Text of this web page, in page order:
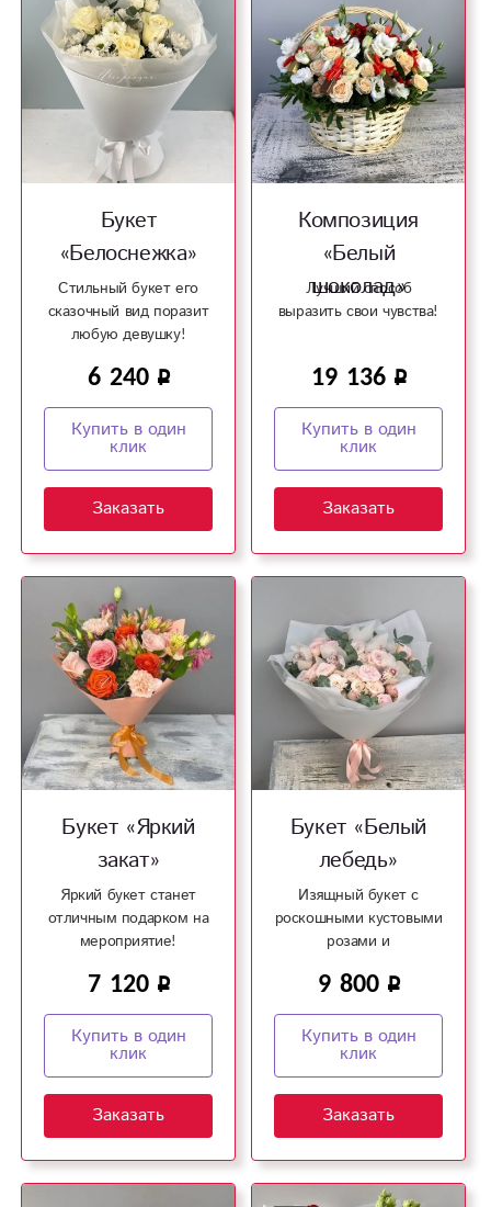
Букет
«Белоснежка»
Стильный букет его
сказочный вид поразит
любую девушку!
6 240
Купить в один
клик
Заказать
Композиция
«Белый
шоколад»
Лучший способ
выразить свои чувства!
19 136
Купить в один
клик
Заказать
Букет «Яркий
закат»
Яркий букет станет
отличным подарком на
мероприятие!
7 120
Купить в один
клик
Заказать
Букет «Белый
лебедь»
Изящный букет с
роскошными кустовыми
розами и
орхидеями станет
отличным подарком на
любой повод!
9 800
Купить в один
клик
Заказать